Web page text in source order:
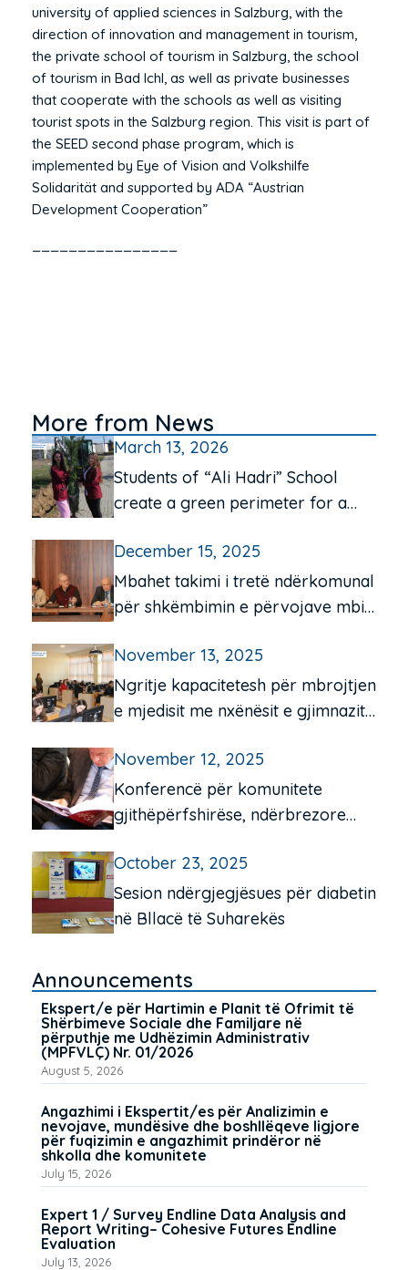
university of applied sciences in Salzburg, with the
direction of innovation and management in tourism,
the private school of tourism in Salzburg, the school
of tourism in Bad Ichl, as well as private businesses
that cooperate with the schools as well as visiting
tourist spots in the Salzburg region. This visit is part of
the SEED second phase program, which is
implemented by Eye of Vision and Volkshilfe
Solidarität and supported by ADA “Austrian
Development Cooperation”
More from News
March 13, 2026
Students of “Ali Hadri” School
create a green perimeter for a
December 15, 2025
Mbahet takimi i tretë ndërkomunal
për shkëmbimin e përvojave mbi
komunitetit për moshën e tretë
November 13, 2025
Ngritje kapacitetesh për mbrojtjen
e mjedisit me nxënësit e gjimnazit
November 12, 2025
Konferencë për komunitete
gjithëpërfshirëse, ndërbrezore
Pejë e Istog
October 23, 2025
Sesion ndërgjegjësues për diabetin
në Bllacë të Suharekës
Announcements
Ekspert/e për Hartimin e Planit të Ofrimit të
Shërbimeve Sociale dhe Familjare në
përputhje me Udhëzimin Administrativ
(MPFVLÇ) Nr. 01/2026
August 5, 2026
Angazhimi i Ekspertit/es për Analizimin e
nevojave, mundësive dhe boshllëqeve ligjore
për fuqizimin e angazhimit prindëror në
shkolla dhe komunitete
July 15, 2026
Expert 1 / Survey Endline Data Analysis and
Report Writing– Cohesive Futures Endline
Evaluation
July 13, 2026